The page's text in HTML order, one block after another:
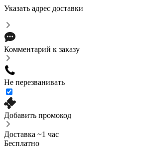
Указать адрес доставки
Комментарий к заказу
Не перезванивать
Добавить промокод
Доставка ~1 час
Бесплатно